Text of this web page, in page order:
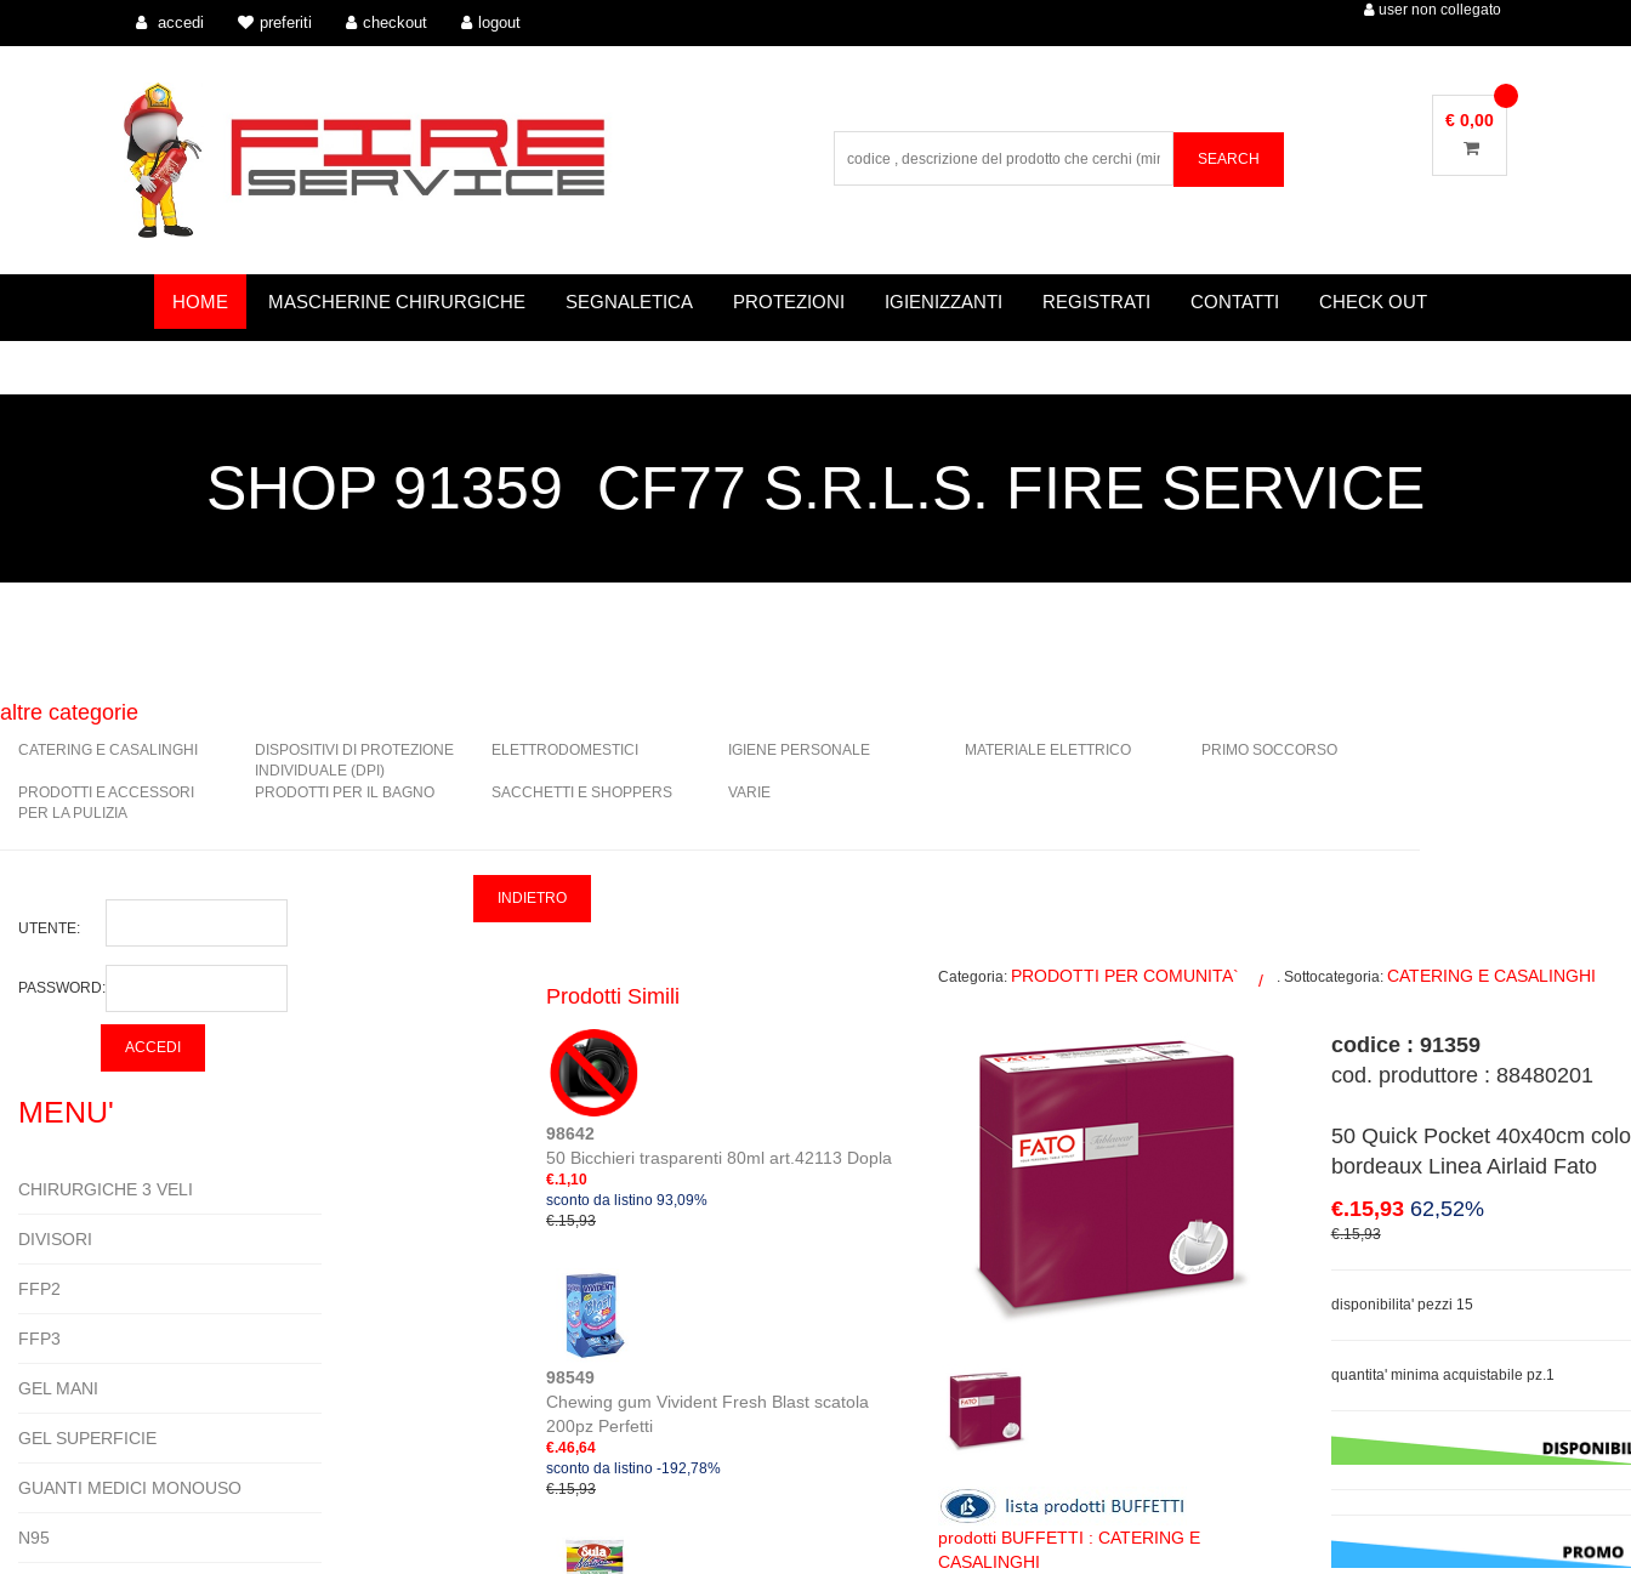
accedi preferiti checkout logout
user non collegato
€ 0,00
HOME MASCHERINE CHIRURGICHE SEGNALETICA PROTEZIONI IGIENIZZANTI REGISTRATI CONTATTI CHECK OUT
SHOP 91359 CF77 S.R.L.S. FIRE SERVICE
altre categorie
CATERING E CASALINGHI
DISPOSITIVI DI PROTEZIONE
INDIVIDUALE (DPI)
ELETTRODOMESTICI IGIENE PERSONALE MATERIALE ELETTRICO PRIMO SOCCORSO
PRODOTTI E ACCESSORI
PER LA PULIZIA
PRODOTTI PER IL BAGNO SACCHETTI E SHOPPERS VARIE
UTENTE:
PASSWORD:
MENU'
CHIRURGICHE 3 VELI
DIVISORI
FFP2
FFP3
GEL MANI
GEL SUPERFICIE
GUANTI MEDICI MONOUSO
N95
Prodotti Simili
98642
50 Bicchieri trasparenti 80ml art.42113 Dopla
€.1,10
sconto da listino 93,09%
€.15,93
98549
Chewing gum Vivident Fresh Blast scatola
200pz Perfetti
€.46,64
sconto da listino -192,78%
€.15,93
Categoria: PRODOTTI PER COMUNITA` . Sottocategoria:CATERING E CASALINGHI
prodotti BUFFETTI : CATERING E
CASALINGHI
codice : 91359
cod. produttore : 88480201
50 Quick Pocket 40x40cm
bordeaux Linea Airlaid Fato
€.15,93 62,52%
€.15,93
disponibilita' pezzi 15
quantita' minima acquistabile pz.1